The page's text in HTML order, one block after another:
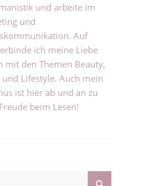
und arbeite im
und
Auf
ich meine Liebe
mit den Themen Beauty,
und Lifestyle. Auch mein
ist hier ab und an zu
beim Lesen!